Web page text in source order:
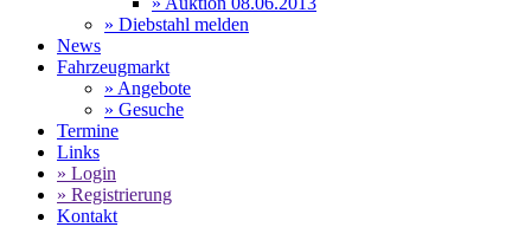
» Diebstahl melden
News
Fahrzeugmarkt
» Angebote
» Gesuche
Termine
Links
» Login
» Registrierung
Kontakt